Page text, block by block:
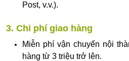
Post, v.v.).
3. Chi phí giao hàng
Miễn phí vận chuyển nội
hàng từ 3 triệu trở lên.